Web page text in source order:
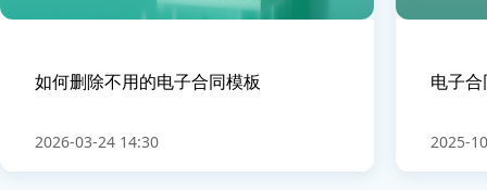
如何删除不用的电子合同模板
2026-03-24 14:30
电子
2025-